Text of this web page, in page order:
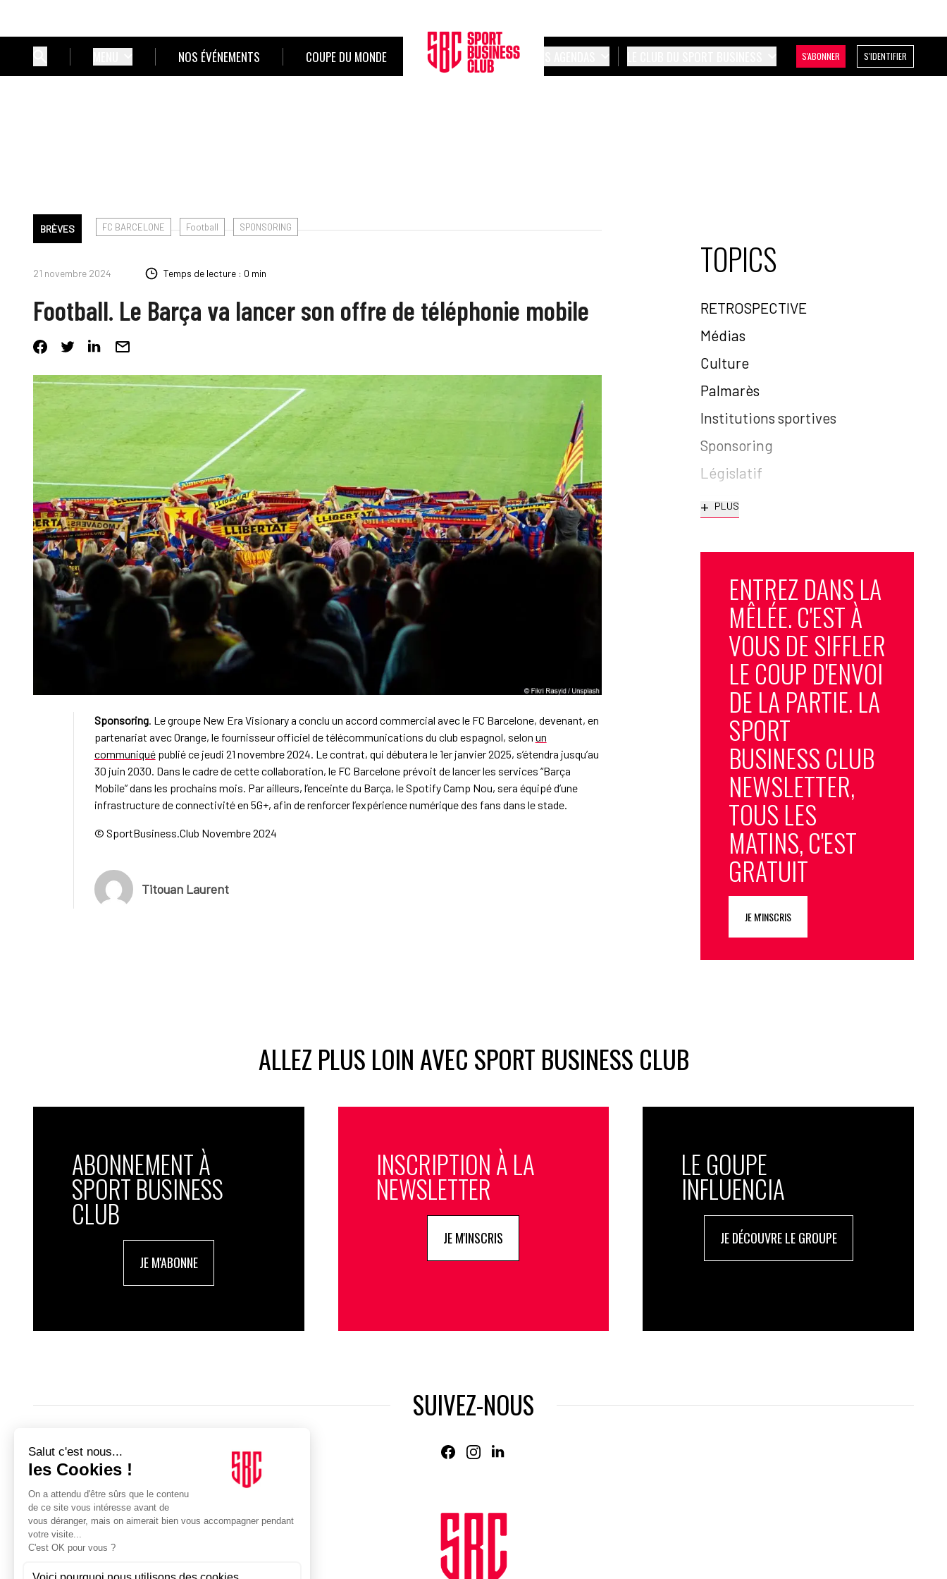
NOS ÉVÉNEMENTS COUPE DU MONDE S'ABONNER S'IDENTIFIER
BRÈVES FC BARCELONE Football SPONSORING
21 novembre 2024 Temps de lecture : 0 min
Football. Le Barça va lancer son offre de téléphonie mobile
Sponsoring. Le groupe New Era Visionary a conclu un accord commercial avec le FC Barcelone, devenant, en
partenariat avec Orange, le fournisseur officiel de télécommunications du club espagnol, selon un
communiquépublié ce jeudi 21 novembre 2024. Le contrat, qui débutera le 1er janvier 2025, s’étendra jusqu’au
30 juin 2030. Dans le cadre de cette collaboration, le FC Barcelone prévoit de lancer les services “Barça
Mobile” dans les prochains mois. Par ailleurs, l’enceinte du Barça, le Spotify Camp Nou, sera équipé d’une
infrastructure de connectivité en 5G+, afin de renforcer l’expérience numérique des fans dans le stade.
© SportBusiness.Club Novembre 2024
Titouan Laurent
TOPICS
RETROSPECTIVE
Médias
Culture
Palmarès
Institutions sportives
Sponsoring
Législatif
+ PLUS
ENTREZ DANS LA
MÊLÉE. C'EST À
VOUS DE SIFFLER
LE COUP D'ENVOI
DE LA PARTIE. LA
SPORT
BUSINESS CLUB
NEWSLETTER,
TOUS LES
MATINS, C'EST
GRATUIT
JE M'INSCRIS
ALLEZ PLUS LOIN AVEC SPORT BUSINESS CLUB
ABONNEMENT À
SPORT BUSINESS
CLUB
JE M'ABONNE
INSCRIPTION À LA
NEWSLETTER
JE M'INSCRIS
LE GOUPE
INFLUENCIA
JE DÉCOUVRE LE GROUPE
SUIVEZ-NOUS